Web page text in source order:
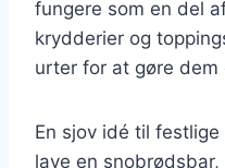
fungere som en del
krydderier og
urter for at gøre
En sjov idé til
lave en